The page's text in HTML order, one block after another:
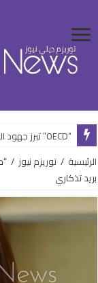
“OECD” تبرز جهود الدولة المصرية في تطوير القطاع السياحي وتحويله رقمياً
الرئيسية / توريزم نيوز /
بريد تذكاري